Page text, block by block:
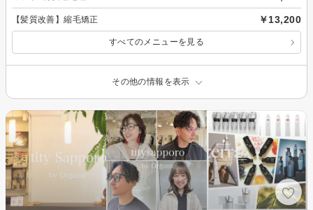
【髪質改善】縮毛矯正 ￥13,200
すべてのメニューを見る
その他の情報を表示